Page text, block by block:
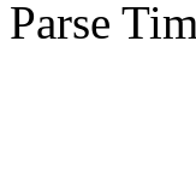
Parse